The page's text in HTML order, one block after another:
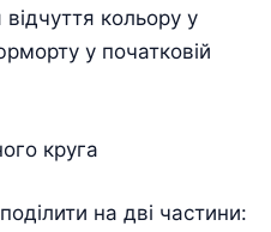
круга
на дві частини: